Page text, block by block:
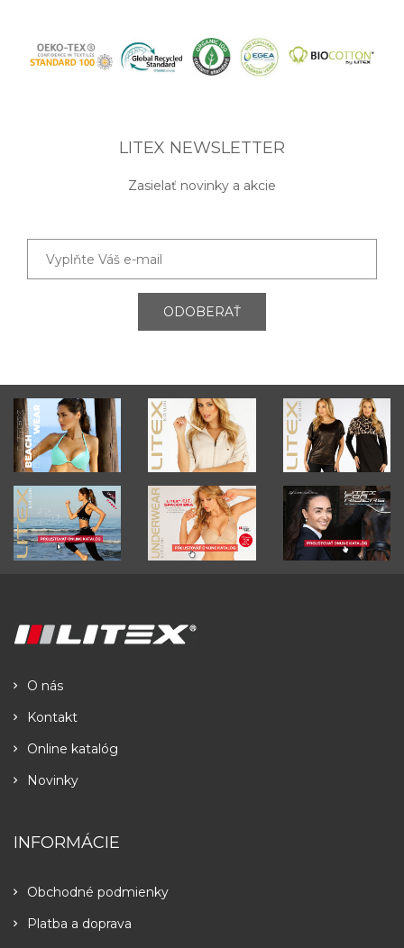
LITEX NEWSLETTER
Zasielať novinky a akcie
ODOBERAŤ
O nás
Kontakt
Online katalóg
Novinky
INFORMÁCIE
Obchodné podmienky
Platba a doprava